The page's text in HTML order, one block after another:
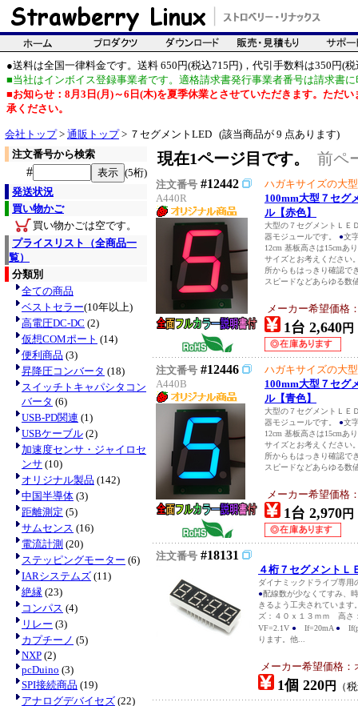
●送料は全国一律料金です。送料 650円(税込715円)，代引手数料は350円(税
■当社はインボイス登録事業者です。適格請求書発行事業者番号は請求書
■お知らせ：8月3日(月)～6日(木)を夏季休業とさせていただきます。ただ
承ください。
会社トップ> 通販トップ> ７セグメントLED (該当商品が 9 点あります)
注文番号から検索
#
(5桁)
発送状況
買い物かご
買い物かごは空です。
プライスリスト（全商品一
覧）
分類別
全ての商品
ベストセラー(10年以上)
高電圧DC-DC (2)
仮想COMポート (14)
便利商品 (3)
昇降圧コンバータ (18)
スイッチトキャパシタコン
バータ (6)
USB-PD関連 (1)
USBケーブル (2)
加速度センサ・ジャイロセ
ンサ (10)
オリジナル製品 (142)
中国半導体 (3)
距離測定 (5)
サムセンス (16)
電流計測 (20)
ステッピングモーター (6)
IARシステムズ (11)
絶縁 (23)
コンパス (4)
リレー (3)
カプチーノ (5)
NXP (2)
pcDuino (3)
SPI接続商品 (19)
アナログデバイセズ (22)
現在1ページ目です。 前ペ
注文番号 #12442
A440R
ハガキサイズの大
100mm大型７セグ
ル【赤色】
大型の７セグメントＬＥ
器モジュールです。 ●文
12cm 基板高さは15cmあ
サイズとお考えください
所からもはっきり確認で
スピードなどあらゆる数
メーカー希望価格
1台 2,640円
注文番号 #12446
A440B
ハガキサイズの大
100mm大型７セグ
ル【青色】
大型の７セグメントＬＥ
器モジュールです。 ●文
12cm 基板高さは15cmあ
サイズとお考えください
所からもはっきり確認で
スピードなどあらゆる数
メーカー希望価格
1台 2,970円
注文番号 #18131
４桁７セグメントＬ
ダイナミックドライブ専用
●配線数が少なくてすみ、
きるよう工夫されています
ズ：４０ｘ１３ｍｍ 高さ
VF=2.1V ● If=20mA ●
ります。他...
メーカー希望価格
1個 220円 （